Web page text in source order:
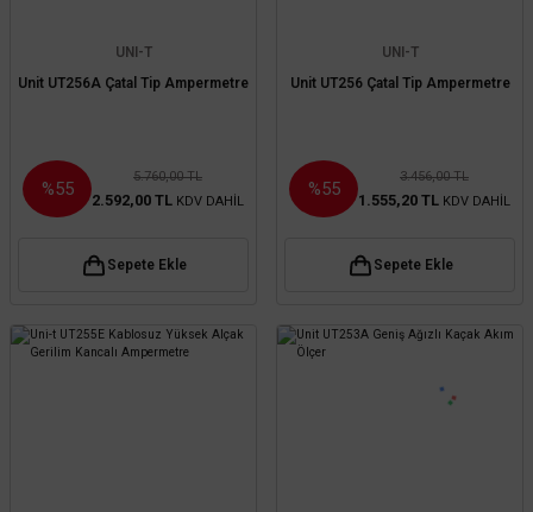
UNI-T
Unit UT256A Çatal Tip Ampermetre
%55
5.760,00 TL
2.592,00 TL KDV DAHİL
Sepete Ekle
UNI-T
Unit UT256 Çatal Tip Ampermetre
%55
3.456,00 TL
1.555,20 TL KDV DAHİL
Sepete Ekle